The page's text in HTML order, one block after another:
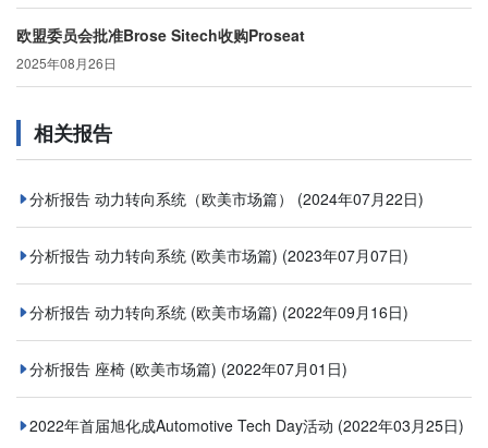
欧盟委员会批准Brose Sitech收购Proseat
2025年08月26日
相关报告
分析报告 动力转向系统（欧美市场篇） (2024年07月22日)
分析报告 动力转向系统 (欧美市场篇) (2023年07月07日)
分析报告 动力转向系统 (欧美市场篇) (2022年09月16日)
分析报告 座椅 (欧美市场篇) (2022年07月01日)
2022年首届旭化成Automotive Tech Day活动 (2022年03月25日)